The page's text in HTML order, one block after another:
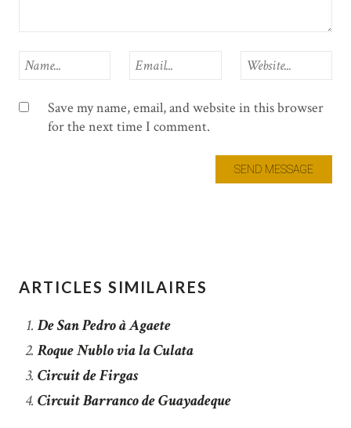
Save my name, email, and website in this browser
for the next time I comment.
ARTICLES SIMILAIRES
De San Pedro à Agaete
Roque Nublo via la Culata
Circuit de Firgas
Circuit Barranco de Guayadeque